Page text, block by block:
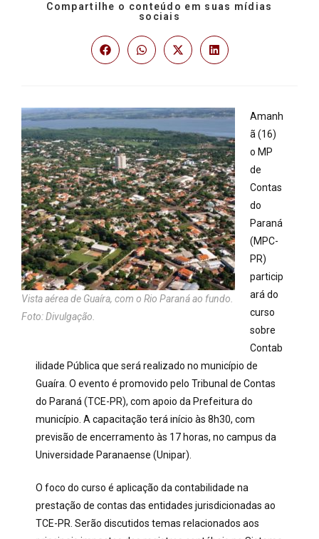
Compartilhe o conteúdo em suas mídias
sociais
Vista aérea de Guaíra, com o Rio Paraná ao fundo.
Foto: Divulgação.
Amanh
ã (16)
o MP
de
Contas
do
Paraná
(MPC-
PR)
particip
ará do
curso
sobre
Contab
ilidade Pública que será realizado no município de
Guaíra. O evento é promovido pelo Tribunal de Contas
do Paraná (TCE-PR), com apoio da Prefeitura do
município. A capacitação terá início às 8h30, com
previsão de encerramento às 17 horas, no campus da
Universidade Paranaense (Unipar).
O foco do curso é aplicação da contabilidade na
prestação de contas das entidades jurisdicionadas ao
TCE-PR. Serão discutidos temas relacionados aos